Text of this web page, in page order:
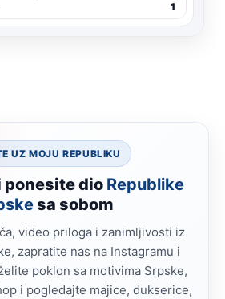
1
UZ MOJU REPUBLIKU
ponesite dio Republike
sa sobom
video priloga i zanimljivosti iz
zapratite nas na Instagramu i
poklon sa motivima Srpske,
i pogledajte majice, dukserice,